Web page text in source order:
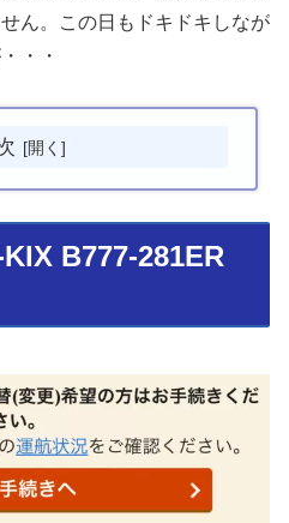
ん。この日もドキドキしなが
・・
B777-281ER